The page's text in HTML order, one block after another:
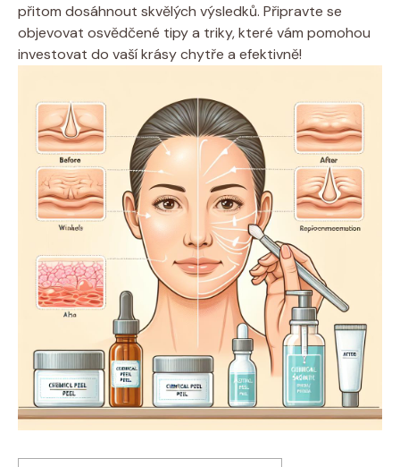
přitom dosáhnout skvělých výsledků. Připravte se
objevovat osvědčené tipy a triky, které vám pomohou
investovat do vaší krásy chytře a efektivně!